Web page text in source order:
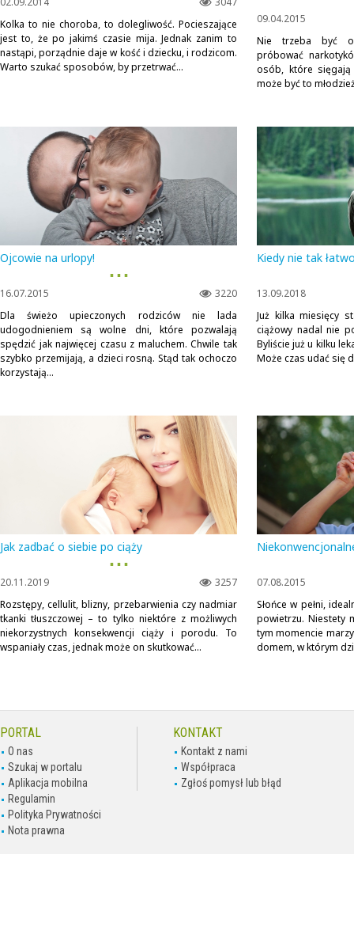
Kolka to nie choroba, to dolegliwość. Pocieszające
jest to, że po jakimś czasie mija. Jednak zanim to
nastąpi, porządnie daje w kość i dziecku, i rodzicom.
Warto szukać sposobów, by przetrwać...
09.04.2015
Nie trzeba być
próbować
osób, które
może być to
Ojcowie na urlopy!
▪ ▪ ▪
3220
16.07.2015
Dla świeżo upieczonych rodziców nie lada
udogodnieniem są wolne dni, które pozwalają
spędzić jak najwięcej czasu z maluchem. Chwile tak
szybko przemijają, a dzieci rosną. Stąd tak ochoczo
korzystają...
Kiedy nie tak
13.09.2018
Już kilka miesięcy
ciążowy nadal nie
Byliście już u kilku
Może czas udać się
Jak zadbać o siebie po ciąży
▪ ▪ ▪
3257
20.11.2019
Rozstępy, cellulit, blizny, przebarwienia czy nadmiar
tkanki tłuszczowej – to tylko niektóre z możliwych
niekorzystnych konsekwencji ciąży i porodu. To
wspaniały czas, jednak może on skutkować...
07.08.2015
Słońce w pełni,
powietrzu. Niestety
tym momencie
domem, w którym
PORTAL
O nas
Szukaj w portalu
Aplikacja mobilna
Regulamin
Polityka Prywatności
Nota prawna
KONTAKT
Kontakt z nami
Współpraca
Zgłoś pomysł lub błąd